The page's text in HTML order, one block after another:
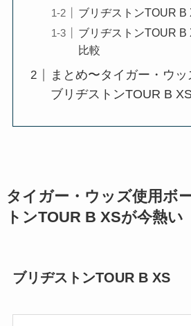
ブリヂストンTOUR B
ブリヂストンTOUR B
比較
まとめ〜タイガー・ウッ
ブリヂストンTOUR B
タイガー・ウッズ使用ボ
トンTOUR B XSが今熱い
ブリヂストンTOUR B XS